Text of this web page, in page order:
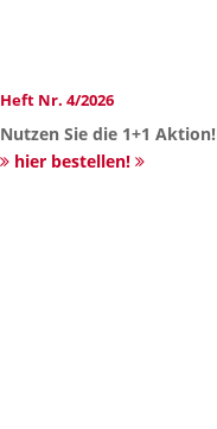
Heft Nr. 4/2026
Nutzen Sie die 1+1 Aktion!
hier bestellen!